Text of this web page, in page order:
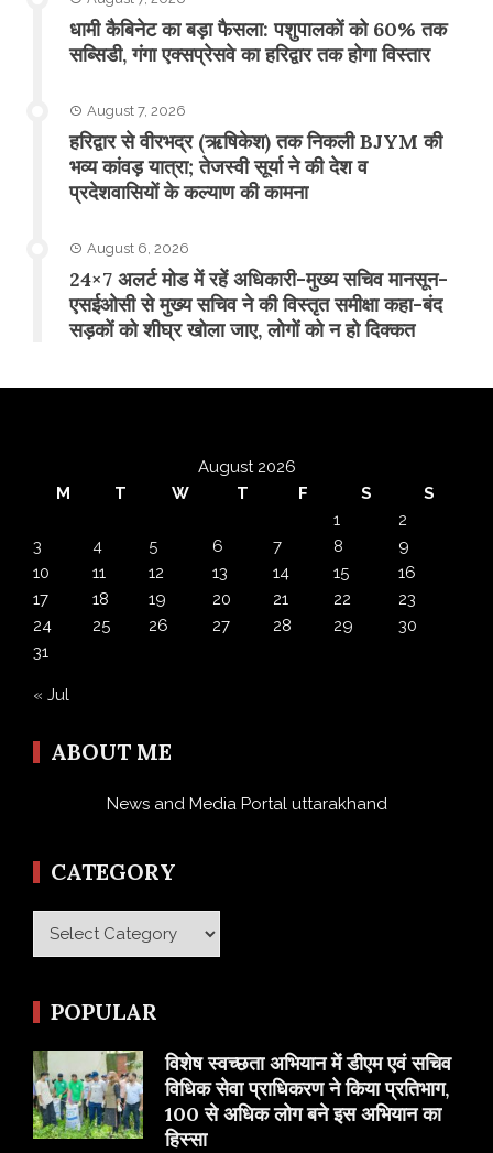
​धामी कैबिनेट का बड़ा फैसला: पशुपालकों को 60% तक
सब्सिडी, गंगा एक्सप्रेसवे का हरिद्वार तक होगा विस्तार
August 7, 2026
​हरिद्वार से वीरभद्र (ऋषिकेश) तक निकली BJYM की
भव्य कांवड़ यात्रा; तेजस्वी सूर्या ने की देश व
प्रदेशवासियों के कल्याण की कामना
August 6, 2026
24×7 अलर्ट मोड में रहें अधिकारी-मुख्य सचिव मानसून-
एसईओसी से मुख्य सचिव ने की विस्तृत समीक्षा कहा-बंद
सड़कों को शीघ्र खोला जाए, लोगों को न हो दिक्कत
August 2026
M
T W T F S
S
1
2
3
4 5 6 7 8
9
10
11 12 13 14 15
16
17
18 19 20 21 22
23
24
25 26 27 28 29
30
31
« Jul
ABOUT ME
News and Media Portal uttarakhand
CATEGORY
Category
POPULAR
विशेष स्वच्छता अभियान में डीएम एवं सचिव
विधिक सेवा प्राधिकरण ने किया प्रतिभाग,
100 से अधिक लोग बने इस अभियान का
हिस्सा